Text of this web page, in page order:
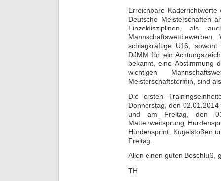
Erreichbare
Deutsche Meisterschaften
Einzeldisziplinen, als
schlagkräftige U16,
DJMM für ein
bekannt, eine Abstimmung
wichtigen
Meisterschaftstermin, sind
Die ersten
Donnerstag, den
und am Freitag, den
Mattenweitsprung,
Hürdensprint, Kugelstoßen
Freitag.
Allen einen guten Beschluß,
TH